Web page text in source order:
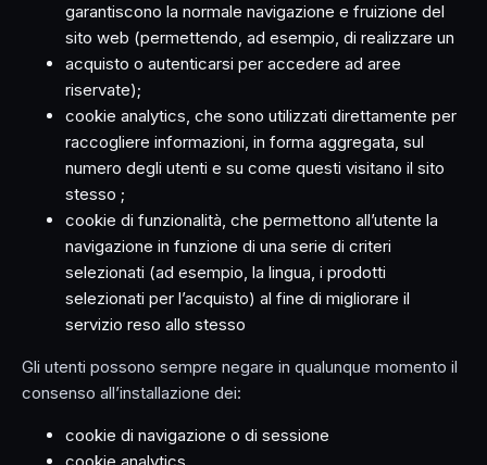
garantiscono la normale navigazione e fruizione del
sito web (permettendo, ad esempio, di realizzare un
acquisto o autenticarsi per accedere ad aree
riservate);
cookie analytics, che sono utilizzati direttamente per
raccogliere informazioni, in forma aggregata, sul
numero degli utenti e su come questi visitano il sito
stesso ;
cookie di funzionalità, che permettono all’utente la
navigazione in funzione di una serie di criteri
selezionati (ad esempio, la lingua, i prodotti
selezionati per l’acquisto) al fine di migliorare il
servizio reso allo stesso
Gli utenti possono sempre negare in qualunque momento il
consenso all’installazione dei:
cookie di navigazione o di sessione